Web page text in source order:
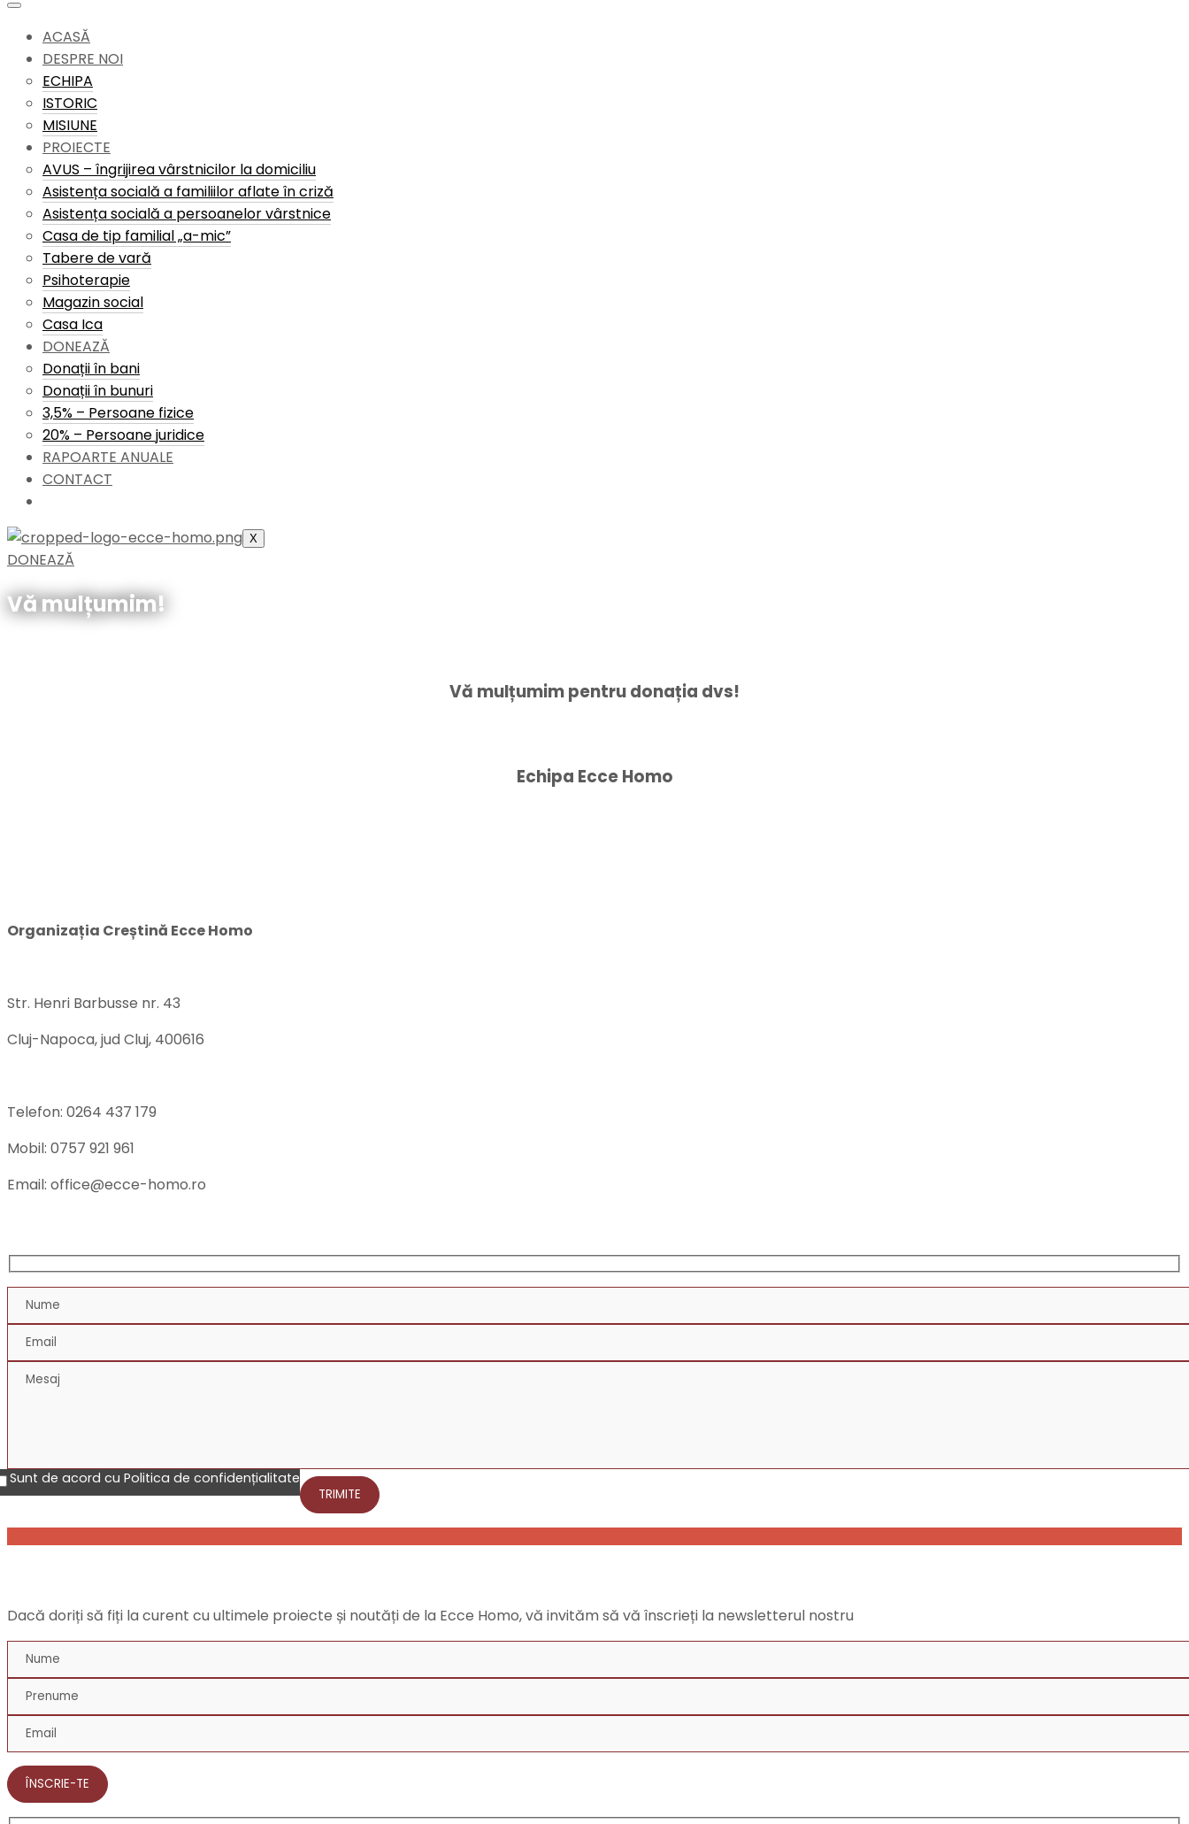
ACASĂ
DESPRE NOI
ECHIPA
ISTORIC
MISIUNE
PROIECTE
AVUS – îngrijirea vârstnicilor la domiciliu
Asistența socială a familiilor aflate în criză
Asistența socială a persoanelor vârstnice
Casa de tip familial „a-mic”
Tabere de vară
Psihoterapie
Magazin social
Casa Ica
DONEAZĂ
Donații în bani
Donații în bunuri
3,5% – Persoane fizice
20% – Persoane juridice
RAPOARTE ANUALE
CONTACT
X
DONEAZĂ
Vă mulțumim!
Vă mulțumim pentru donația dvs!
Echipa Ecce Homo
Organizația Creștină Ecce Homo
Str. Henri Barbusse nr. 43
Cluj-Napoca, jud Cluj, 400616
Telefon: 0264 437 179
Mobil: 0757 921 961
Email: office@ecce-homo.ro
Sunt de acord cu Politica de confidențialitate
Dacă doriți să fiți la curent cu ultimele proiecte și noutăți de la Ecce Homo, vă invităm să vă înscrieți la newsletterul nostru
ÎNSCRIE-TE